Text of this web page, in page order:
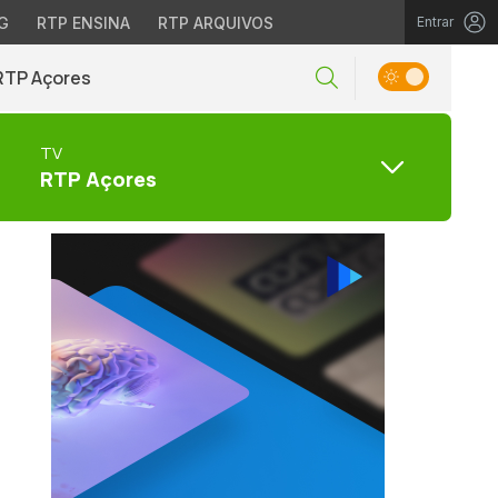
RTP ENSINA RTP ARQUIVOS Entrar
Açores
TV
RTP Açores